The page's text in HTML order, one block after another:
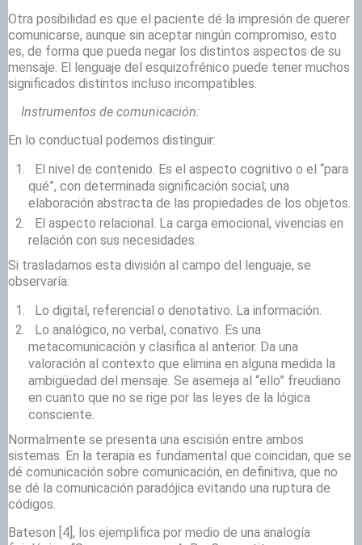
Otra posibilidad es que el paciente dé la impresión de querer
comunicarse, aunque sin aceptar ningún compromiso, esto
es, de forma que pueda negar los distintos aspectos de su
mensaje. El lenguaje del esquizofrénico puede tener muchos
significados distintos incluso incompatibles.
Instrumentos de comunicación:
En lo conductual podemos distinguir:
El nivel de contenido. Es el aspecto cognitivo o el “para
qué”, con determinada significación social; una
elaboración abstracta de las propiedades de los objetos.
El aspecto relacional. La carga emocional, vivencias en
relación con sus necesidades.
Si trasladamos esta división al campo del lenguaje, se
observaría:
Lo digital, referencial o denotativo. La información.
Lo analógico, no verbal, conativo. Es una
metacomunicación y clasifica al anterior. Da una
valoración al contexto que elimina en alguna medida la
ambigüedad del mensaje. Se asemeja al “ello” freudiano
en cuanto que no se rige por las leyes de la lógica
consciente.
Normalmente se presenta una escisión entre ambos
sistemas. En la terapia es fundamental que coincidan, que se
dé comunicación sobre comunicación, en definitiva, que no
se dé la comunicación paradójica evitando una ruptura de
códigos.
Bateson [4], los ejemplifica por medio de una analogía